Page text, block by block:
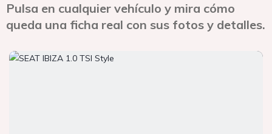
Pulsa en cualquier vehículo y mira cómo
queda una ficha real con sus fotos y detalles.